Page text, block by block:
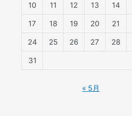
10
11 12 13 14
17
18 19 20 21
24
25 26 27 28
31
« 5月